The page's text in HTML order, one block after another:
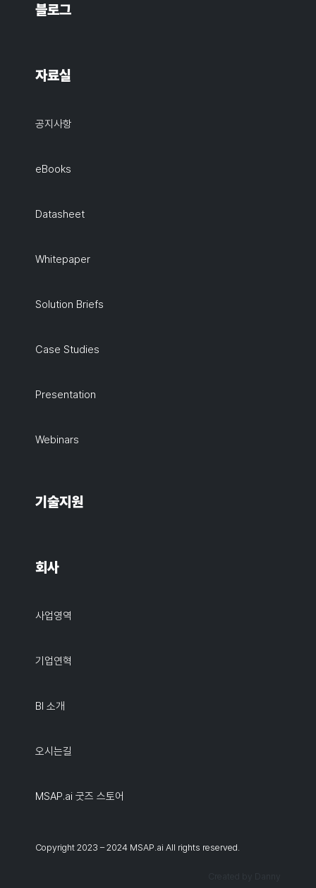
블로그
자료실
공지사항
eBooks
Datasheet
Whitepaper
Solution Briefs
Case Studies
Presentation
Webinars
기술지원
회사
사업영역
기업연혁
BI 소개
오시는길
MSAP.ai 굿즈 스토어
Copyright 2023 – 2024 MSAP.ai All rights reserved.